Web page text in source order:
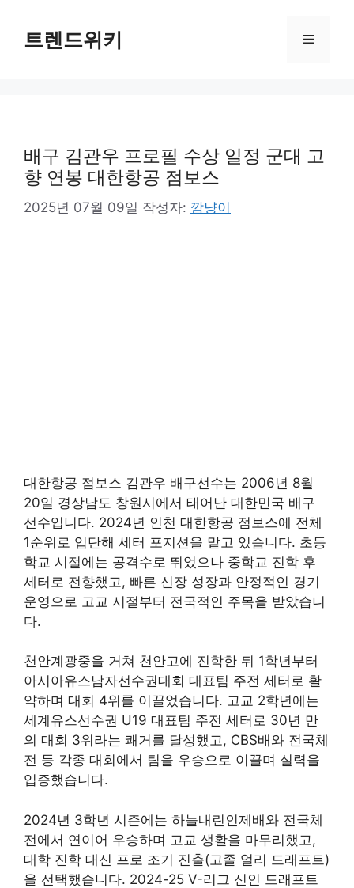
트렌드위키 메
배구 김관우 프로필 수상 일정 군대 고
향 연봉 대한항공 점보스
2025년 07월 09일 작성자: 깜냥이
대한항공 점보스 김관우 배구선수는 2006년 8월
20일 경상남도 창원시에서 태어난 대한민국 배구
선수입니다. 2024년 인천 대한항공 점보스에 전체
1순위로 입단해 세터 포지션을 맡고 있습니다. 초등
학교 시절에는 공격수로 뛰었으나 중학교 진학 후
세터로 전향했고, 빠른 신장 성장과 안정적인 경기
운영으로 고교 시절부터 전국적인 주목을 받았습니
다.
천안계광중을 거쳐 천안고에 진학한 뒤 1학년부터
아시아유스남자선수권대회 대표팀 주전 세터로 활
약하며 대회 4위를 이끌었습니다. 고교 2학년에는
세계유스선수권 U19 대표팀 주전 세터로 30년 만
의 대회 3위라는 쾌거를 달성했고, CBS배와 전국체
전 등 각종 대회에서 팀을 우승으로 이끌며 실력을
입증했습니다.
2024년 3학년 시즌에는 하늘내린인제배와 전국체
전에서 연이어 우승하며 고교 생활을 마무리했고,
대학 진학 대신 프로 조기 진출(고졸 얼리 드래프트)
을 선택했습니다. 2024-25 V-리그 신인 드래프트